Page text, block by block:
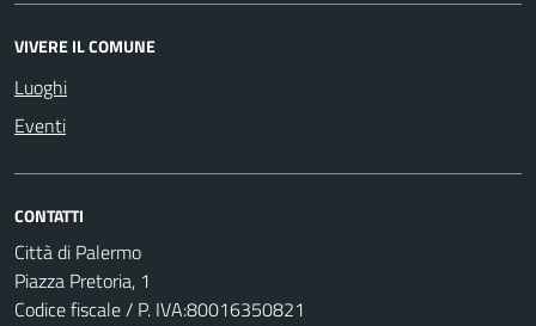
VIVERE IL COMUNE
Luoghi
Eventi
CONTATTI
Città di Palermo
Piazza Pretoria, 1
Codice fiscale / P. IVA:80016350821